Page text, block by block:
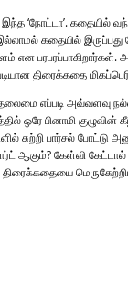
இந்த ‘நோட்டா’. கதையில்
இல்லாமல் கதையில்
பரபரப்பாகிறார்கள்.
திரைக்கதை
எப்படி அவ்வளவு
ஒரே பினாமி
சுற்றி பார்சல் போட்டு
ஆகும்? கேள்வி